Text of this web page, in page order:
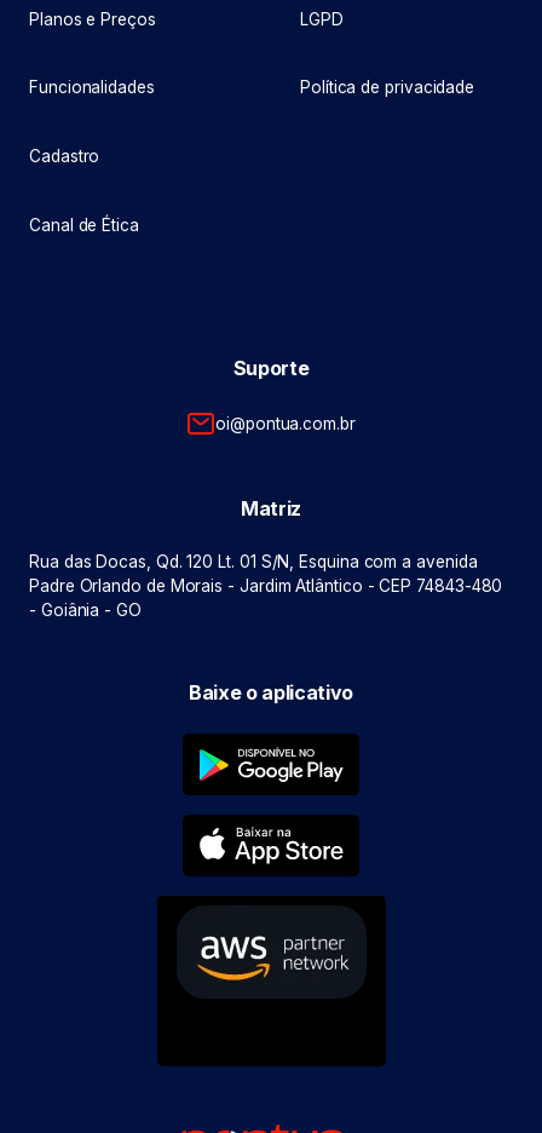
Planos e Preços
Funcionalidades
Cadastro
Canal de Ética
LGPD
Política de privacidade
Suporte
oi@pontua.com.br
Matriz
Rua das Docas, Qd. 120 Lt. 01 S/N, Esquina com a avenida
Padre Orlando de Morais - Jardim Atlântico - CEP 74843-480
- Goiânia - GO
Baixe o aplicativo